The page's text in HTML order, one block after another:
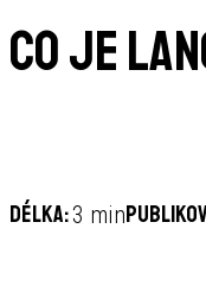
Co je
Délka:3 min